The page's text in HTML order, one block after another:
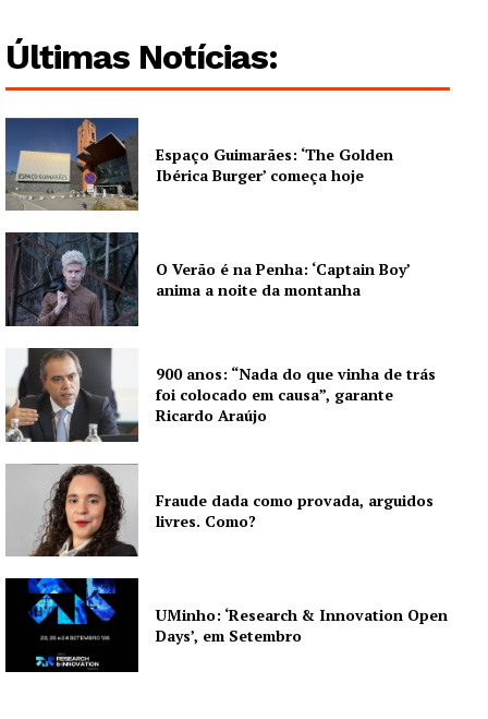
Últimas Notícias:
Espaço Guimarães: ‘The Golden
Ibérica Burger’ começa hoje
O Verão é na Penha: ‘Captain Boy’
anima a noite da montanha
900 anos: “Nada do que vinha de trás
foi colocado em causa”, garante
Ricardo Araújo
Fraude dada como provada, arguidos
livres. Como?
UMinho: ‘Research & Innovation Open
Days’, em Setembro